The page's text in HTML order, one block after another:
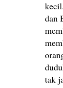
dan
tak